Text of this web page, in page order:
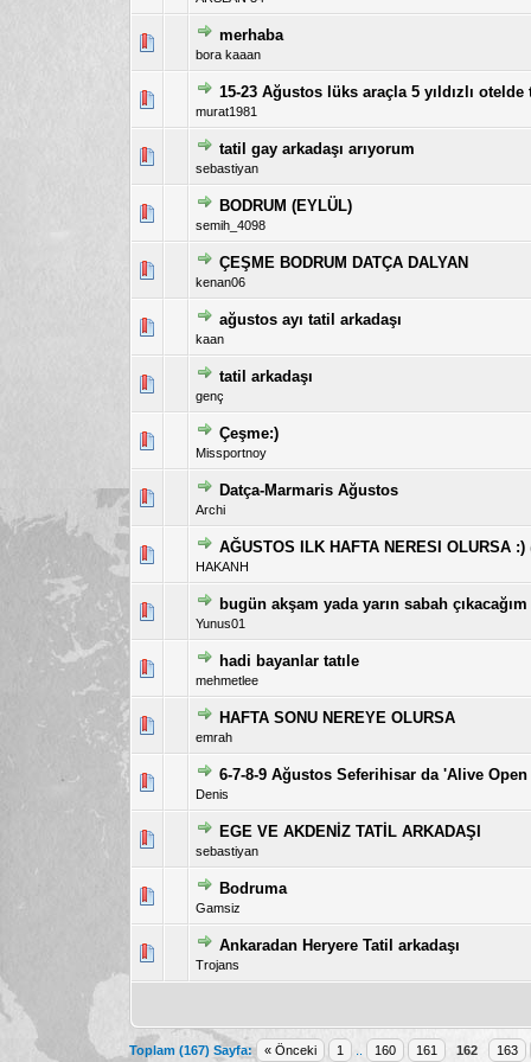
merhaba
bora kaaan
15-23 Ağustos lüks araçla 5 yıldızlı
murat1981
5 üzerinden 0 Oy - Toplam
1
tatil gay arkadaşı arıyorum
sebastiyan
5 üzerinden 0 Oy - Toplam
BODRUM (EYLÜL)
semih_4098
5 üzerinden 0 Oy - Toplam
ÇEŞME BODRUM DATÇA DALYAN
kenan06
5 üzerinden 0 Oy - Toplam
ağustos ayı tatil arkadaşı
kaan
5 üzerinden 0 Oy - Toplam
tatil arkadaşı
genç
Çeşme:)
Missportnoy
Datça-Marmaris Ağustos
Archi
5 üzerinden 0 Oy - Toplam
AĞUSTOS ILK HAFTA NERESI OLURSA :)
HAKANH
5 üzerinden 0 Oy - Toplam1
bugün akşam yada yarın sabah
Yunus01
5 üzerinden 0 Oy - Toplam1
hadi bayanlar tatıle
mehmetlee
5 üzerinden 0 Oy - Toplam
HAFTA SONU NEREYE OLURSA
emrah
5 üzerinden 0 Oy - Toplam
6-7-8-9 Ağustos Seferihisar da 'Alive
Denis
5 üzerinden 0 Oy - Toplam1
EGE VE AKDENİZ TATİL ARKADAŞI
sebastiyan
5 üzerinden 1 Oy -
Bodruma
Gamsiz
Ankaradan Heryere Tatil arkadaşı
Trojans
5 üzerinden 1 Oy -
Toplam (167) Sayfa: « Önceki 1 160 161 162 163